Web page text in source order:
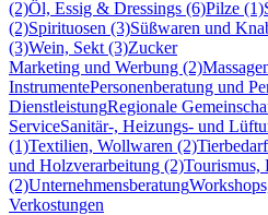
(2)Öl, Essig & Dressings (6)Pilze (1)
(2)Spirituosen (3)Süßwaren und
(3)Wein, Sekt (3)Zucker
Marketing und Werbung (2)
InstrumentePersonenberatung und
DienstleistungRegionale
ServiceSanitär-, Heizungs- und
(1)Textilien, Wollwaren (2)
und Holzverarbeitung (2)Tourismus,
(2)Unternehmensberatung
Verkostungen